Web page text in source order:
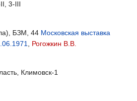
3-III
БЗМ, 44 Московская выставка
Рогожкин В.В.
Климовск-1